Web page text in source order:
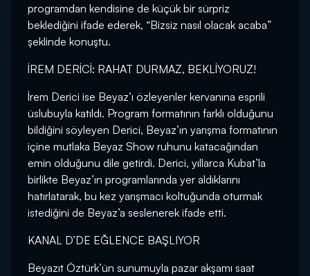
programdan kendisine de küçük bir sürpriz
beklediğini ifade ederek, “Bizsiz nasıl olacak acaba”
şeklinde konuştu.
İREM DERİCİ: RAHAT DURMAZ, BEKLİYORUZ!
İrem Derici ise Beyaz’ı özleyenler kervanına esprili
üslubuyla katıldı. Program formatının farklı olduğunu
bildiğini söyleyen Derici, Beyaz’ın yarışma formatının
içine mutlaka Beyaz Show ruhunu katacağından
emin olduğunu dile getirdi. Derici, yıllarca Kubat’la
birlikte Beyaz’ın programlarında yer aldıklarını
hatırlatarak, bu kez yarışmacı koltuğunda oturmak
istediğini de Beyaz’a seslenerek ifade etti.
KANAL D’DE EĞLENCE BAŞLIYOR
Beyazıt Öztürk’ün sunumuyla pazar akşamı saat